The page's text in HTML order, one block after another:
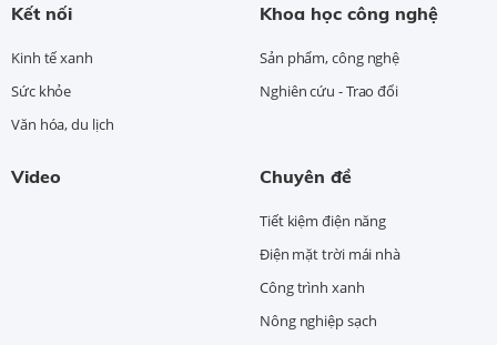
Kết nối
Kinh tế xanh
Sức khỏe
Văn hóa, du lịch
Khoa học công nghệ
Sản phẩm, công nghệ
Nghiên cứu - Trao đổi
Video Chuyên đề
Tiết kiệm điện năng
Điện mặt trời mái nhà
Công trình xanh
Nông nghiệp sạch